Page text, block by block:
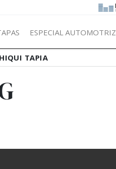
ESPECIAL AUTOMOTRIZ
TAPIA